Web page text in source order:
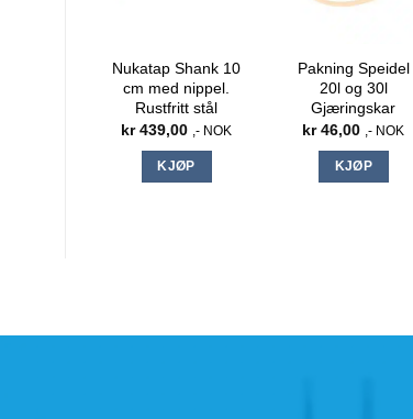
Nukatap Shank 10
cm med nippel.
Rustfritt stål
kr439,00 ,- NOK
KJØP
Pakning Speidel
20l og 30l
Gjæringskar
kr46,00 ,- NOK
KJØP